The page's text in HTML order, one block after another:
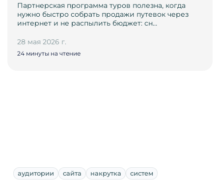
Партнерская программа туров полезна, когда
нужно быстро собрать продажи путевок через
интернет и не распылить бюджет: сн…
28 мая 2026 г.
24 минуты на чтение
аудитории сайта накрутка систем